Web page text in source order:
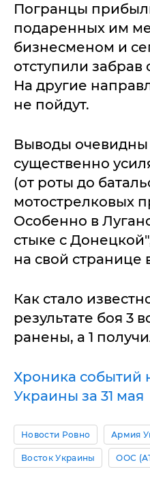
Погранцы
подаренных им
бизнесменом и
отступили
На другие
не пойдут.
Выводы
существенно
(от роты до
мотострелковых
Особенно в
стыке с
на свой странице
Как стало
результате боя 3
ранены, а 1
Хроника событий
Украины за 31 мая
Новости Ровно Армия
Восток Украины ООС